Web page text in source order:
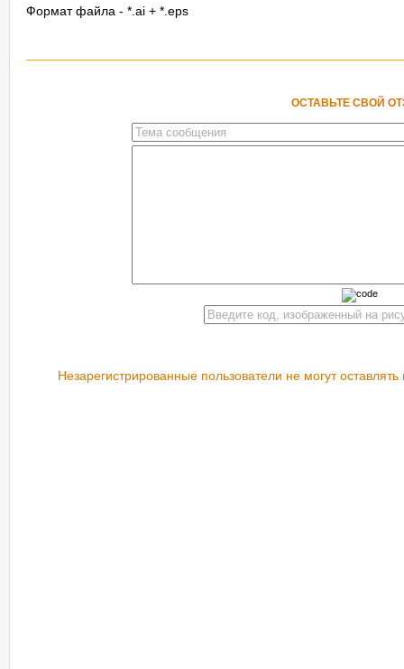
Формат файла - *.ai + *.eps
ОСТАВЬТЕ СВОЙ
Незарегистрированные пользователи не могут